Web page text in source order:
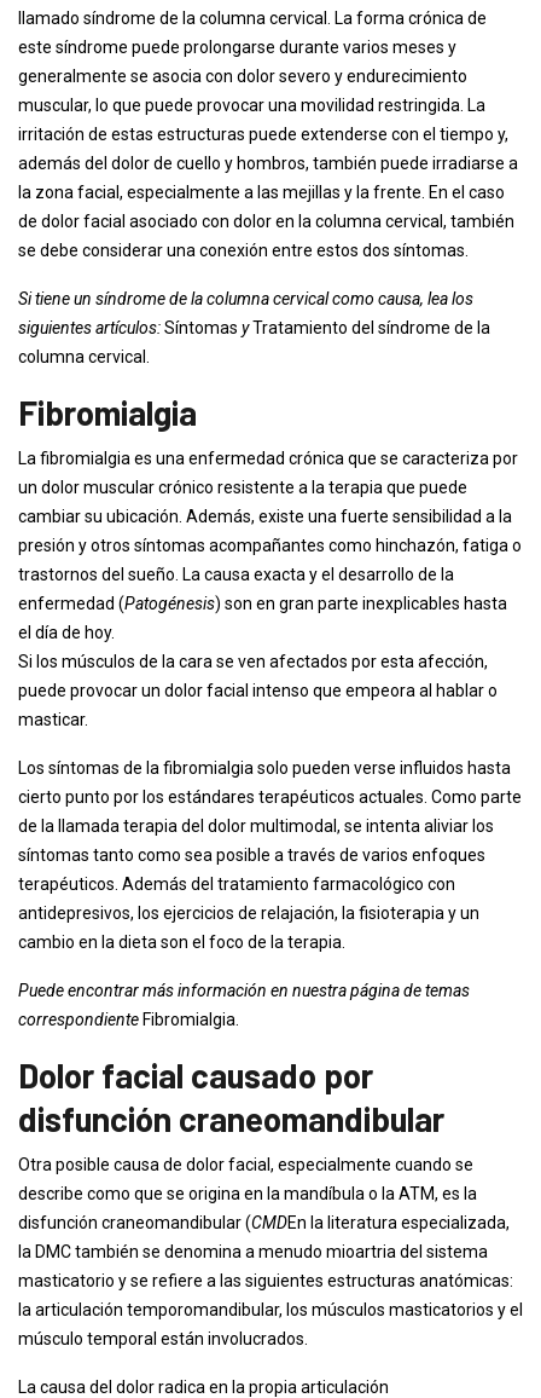
llamado síndrome de la columna cervical. La forma crónica de
este síndrome puede prolongarse durante varios meses y
generalmente se asocia con dolor severo y endurecimiento
muscular, lo que puede provocar una movilidad restringida. La
irritación de estas estructuras puede extenderse con el tiempo y,
además del dolor de cuello y hombros, también puede irradiarse a
la zona facial, especialmente a las mejillas y la frente. En el caso
de dolor facial asociado con dolor en la columna cervical, también
se debe considerar una conexión entre estos dos síntomas.
Si tiene un síndrome de la columna cervical como causa, lea los
siguientes artículos:Síntomas yTratamiento del síndrome de la
columna cervical.
Fibromialgia
La fibromialgia es una enfermedad crónica que se caracteriza por
un dolor muscular crónico resistente a la terapia que puede
cambiar su ubicación. Además, existe una fuerte sensibilidad a la
presión y otros síntomas acompañantes como hinchazón, fatiga o
trastornos del sueño. La causa exacta y el desarrollo de la
enfermedad (Patogénesis) son en gran parte inexplicables hasta
el día de hoy.
Si los músculos de la cara se ven afectados por esta afección,
puede provocar un dolor facial intenso que empeora al hablar o
masticar.
Los síntomas de la fibromialgia solo pueden verse influidos hasta
cierto punto por los estándares terapéuticos actuales. Como parte
de la llamada terapia del dolor multimodal, se intenta aliviar los
síntomas tanto como sea posible a través de varios enfoques
terapéuticos. Además del tratamiento farmacológico con
antidepresivos, los ejercicios de relajación, la fisioterapia y un
cambio en la dieta son el foco de la terapia.
Puede encontrar más información en nuestra página de temas
correspondiente Fibromialgia.
Dolor facial causado por
disfunción craneomandibular
Otra posible causa de dolor facial, especialmente cuando se
describe como que se origina en la mandíbula o la ATM, es la
disfunción craneomandibular (CMDEn la literatura especializada,
la DMC también se denomina a menudo mioartria del sistema
masticatorio y se refiere a las siguientes estructuras anatómicas:
la articulación temporomandibular, los músculos masticatorios y el
músculo temporal están involucrados.
La causa del dolor radica en la propia articulación